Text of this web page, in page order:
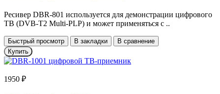
Ресивер DBR-801 используется для демонстрации цифрового
ТВ (DVB-T2 Multi-PLP) и может применяться с ..
Быстрый просмотр В закладки
В сравнение
Купить
1950 ₽